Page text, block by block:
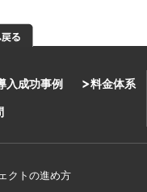
入成功事例 料金体系
クトの進め方